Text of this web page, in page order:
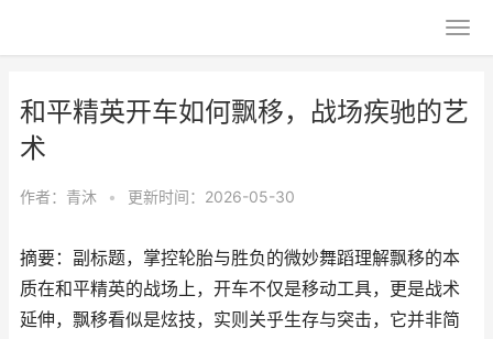
和平精英开车如何飘移，战场疾驰的艺
术
作者： 青沐 • 更新时间：2026-05-30
摘要：副标题，掌控轮胎与胜负的微妙舞蹈理解飘移的本
质在和平精英的战场上，开车不仅是移动工具，更是战术
延伸，飘移看似是炫技，实则关乎生存与突击，它并非简